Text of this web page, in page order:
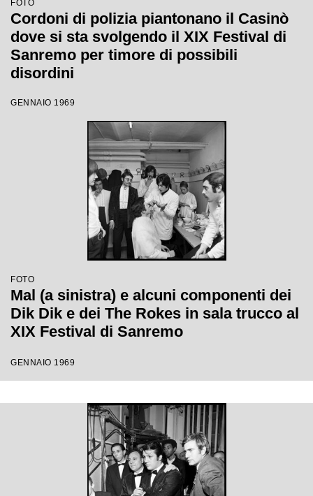
FOTO
Cordoni di polizia piantonano il Casinò
dove si sta svolgendo il XIX Festival di
Sanremo per timore di possibili
disordini
GENNAIO 1969
FOTO
Mal (a sinistra) e alcuni componenti dei
Dik Dik e dei The Rokes in sala trucco al
XIX Festival di Sanremo
GENNAIO 1969